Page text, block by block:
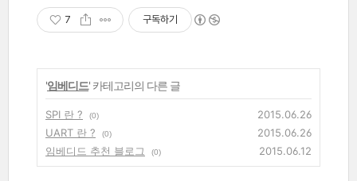
7 구독하기
'임베디드' 카테고리의 다른 글
SPI 란 ? (0)
2015.06.26
UART 란 ?
(0)
2015.06.26
임베디드 추천 블로그
(0) 2015.06.12